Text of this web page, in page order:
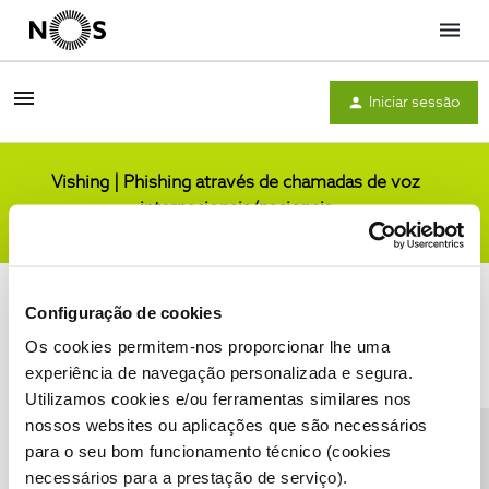
Configuração de cookies
Os cookies permitem-nos proporcionar lhe uma
experiência de navegação personalizada e segura.
Utilizamos cookies e/ou ferramentas similares nos
nossos websites ou aplicações que são necessários
para o seu bom funcionamento técnico (cookies
necessários para a prestação de serviço).
Menu
Iniciar sessão
Vishing | Phishing através de chamadas de voz
internacionais/nacionais
Condições do Fórum NOS Accessibility statement